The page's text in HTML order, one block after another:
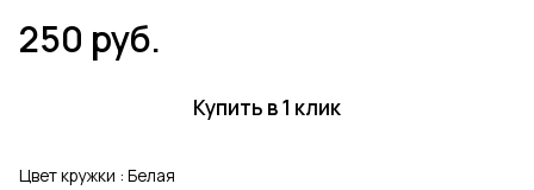
250 руб.
Купить в 1 клик
Цвет кружки : Белая